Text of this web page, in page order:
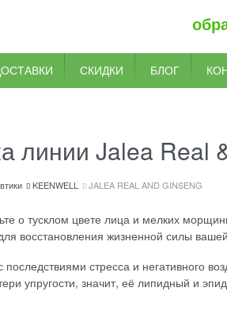
СКИДКИ БЛОГ
линии Jalea Real
KEENWELL JALEA REAL AND GINSENG
о тусклом цвете лица и мелких
восстановления жизненной силы
стресса и негативного
упругости, значит, её липидный и